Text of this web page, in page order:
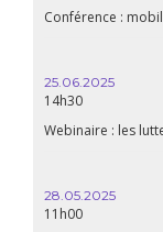
Conférence :
25.06.2025
14h30
Webinaire : les
28.05.2025
11h00